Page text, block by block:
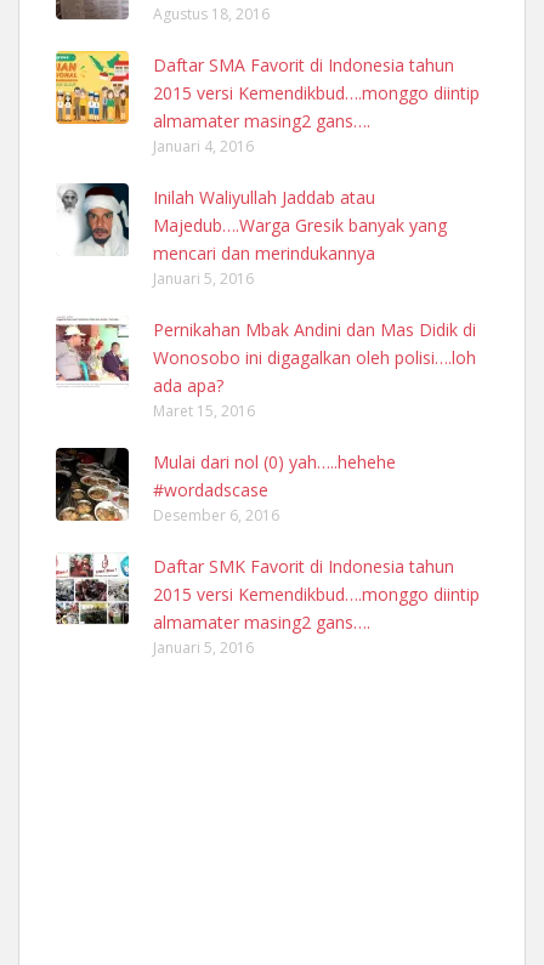
Agustus 18, 2016
Daftar SMA Favorit di Indonesia tahun
2015 versi Kemendikbud….monggo diintip
almamater masing2 gans….
Januari 4, 2016
Inilah Waliyullah Jaddab atau
Majedub….Warga Gresik banyak yang
mencari dan merindukannya
Januari 5, 2016
Pernikahan Mbak Andini dan Mas Didik di
Wonosobo ini digagalkan oleh polisi….loh
ada apa?
Maret 15, 2016
Mulai dari nol (0) yah…..hehehe
#wordadscase
Desember 6, 2016
Daftar SMK Favorit di Indonesia tahun
2015 versi Kemendikbud….monggo diintip
almamater masing2 gans….
Januari 5, 2016